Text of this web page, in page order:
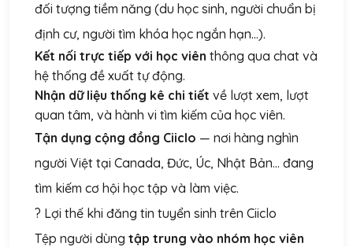
đối tượng tiềm năng (du học sinh, người chuẩn bị
định cư, người tìm khóa học ngắn hạn...).
Kết nối trực tiếp với học viên thông qua chat và
hệ thống đề xuất tự động.
Nhận dữ liệu thống kê chi tiết về lượt xem, lượt
quan tâm, và hành vi tìm kiếm của học viên.
Tận dụng cộng đồng Ciiclo — nơi hàng nghìn
người Việt tại Canada, Đức, Úc, Nhật Bản... đang
tìm kiếm cơ hội học tập và làm việc.
? Lợi thế khi đăng tin tuyển sinh trên Ciiclo
Tệp người dùng tập trung vào nhóm học viên